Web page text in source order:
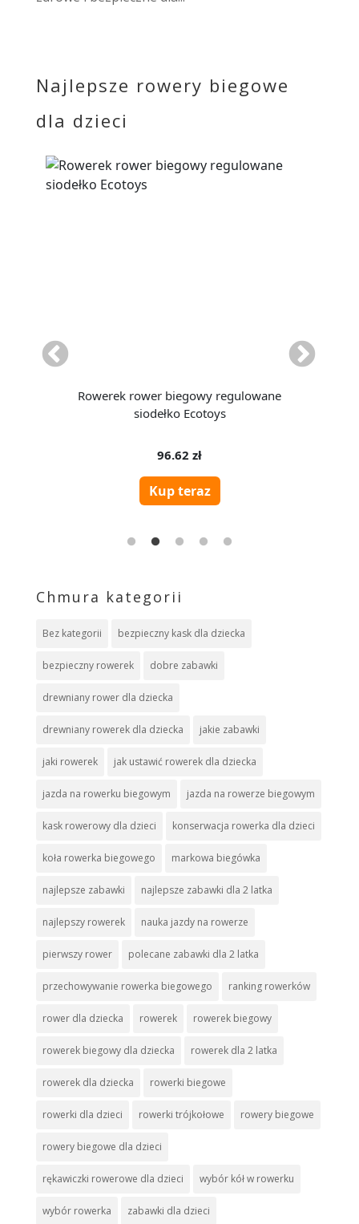
Najlepsze rowery biegowe
dla dzieci
Chmura kategorii
Bez kategorii bezpieczny kask dla dziecka
bezpieczny rowerek dobre zabawki
drewniany rower dla dziecka
drewniany rowerek dla dziecka jakie zabawki
jaki rowerek jak ustawić rowerek dla dziecka
jazda na rowerku biegowym jazda na rowerze biegowym
kask rowerowy dla dzieci konserwacja rowerka dla dzieci
koła rowerka biegowego markowa biegówka
najlepsze zabawki najlepsze zabawki dla 2 latka
najlepszy rowerek nauka jazdy na rowerze
pierwszy rower polecane zabawki dla 2 latka
przechowywanie rowerka biegowego ranking rowerków
rower dla dziecka rowerek rowerek biegowy
rowerek biegowy dla dziecka rowerek dla 2 latka
rowerek dla dziecka rowerki biegowe
rowerki dla dzieci rowerki trójkołowe rowery biegowe
rowery biegowe dla dzieci
rękawiczki rowerowe dla dzieci wybór kół w rowerku
wybór rowerka zabawki dla dzieci